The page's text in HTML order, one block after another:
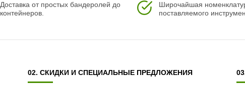
Доставка от простых бандеролей до
контейнеров.
Широчайшая
поставляемого
02. СКИДКИ И СПЕЦИАЛЬНЫЕ ПРЕДЛОЖЕНИЯ